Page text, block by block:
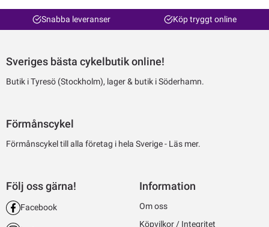
Snabba leveranser Köp tryggt online
Sveriges bästa cykelbutik online!
Butik i Tyresö (Stockholm), lager & butik i Söderhamn.
Förmånscykel
Förmånscykel till alla företag i hela Sverige - Läs mer.
Följ oss gärna!
Facebook
Information
Om oss
Köpvilkor / Integritet